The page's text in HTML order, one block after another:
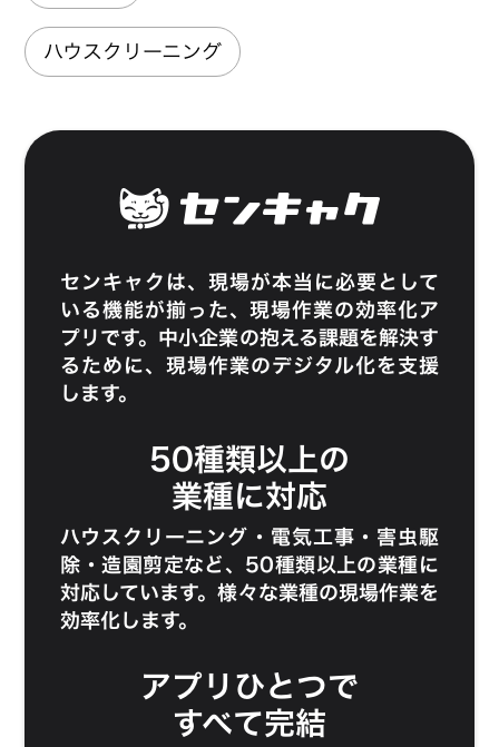
ハウスクリーニング
センキャクは、現場が本当に必要として
いる機能が揃った、現場作業の効率化ア
プリです。中小企業の抱える課題を解決す
るために、現場作業のデジタル化を支援
します。
50種類以上の
業種に対応
ハウスクリーニング ・ 電気工事 ・ 害虫駆
除 ・造園剪定など、50種類以上の業種に
対応しています。様々な業種の現場作業を
効率化します。
アプリひとつで
すべて完結